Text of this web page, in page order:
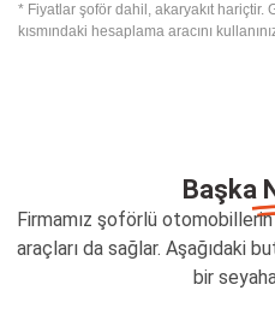
* Fiyatlar şoför dahil, akaryakıt hariçtir.
kısmındaki hesaplama aracını
Başka
Firmamız şoförlü
araçları da sağlar. Aşağıdaki
bir